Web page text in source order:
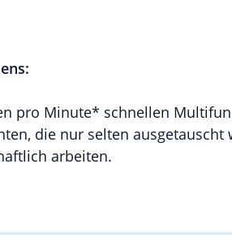
pro Minute* schnellen
die nur selten ausgetauscht
arbeiten.